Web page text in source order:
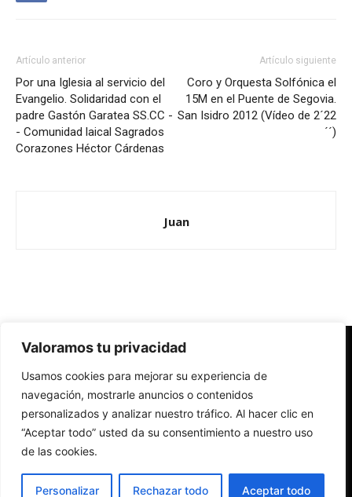
Valoramos tu privacidad
Usamos cookies para mejorar su experiencia de
navegación, mostrarle anuncios o contenidos
personalizados y analizar nuestro tráfico. Al hacer clic en
“Aceptar todo” usted da su consentimiento a nuestro uso
de las cookies.
Personalizar Rechazar todo Aceptar todo
Artículo anterior
Por una Iglesia al servicio del
Evangelio. Solidaridad con el
padre Gastón Garatea SS.CC -
- Comunidad laical Sagrados
Corazones Héctor Cárdenas
Artículo siguiente
Coro y Orquesta Solfónica el
15M en el Puente de Segovia.
San Isidro 2012 (Vídeo de 2´22
´´)
Juan
Redes Cristianas
Una mirada alternativa sobre la Iglesia católica y la sociedad
- Colectivos de Redes Cristianas